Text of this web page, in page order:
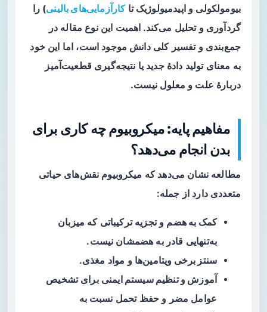
بیومولکولی و اپیدمیولوژیک تاکارآزمایی‌های بالینی) را
گردآوری و تحلیل می‌کند. اهمیت این نوع مقاله در
جمع‌بندی و تفسیر کلی دانش موجود است، اما این خود
به معنای تولید دادهٔ جدید یا نتیجه‌گیری قطعیت‌آمیز
دربارهٔ علت و معلول نیست.
مفاهیم پایه: میکروبیوم چه کاری برای
بدن انجام می‌دهد؟
مطالعه نشان می‌دهد که میکروبیوم نقش‌های حیاتی
متعددی دارد از جمله:
کمک به هضم و تجزیه ترکیباتی که میزبان
به‌تنهایی قادر به هضمشان نیست.
سنتز برخی ویتامین‌ها و مواد مغذی.
آموزش و تنظیم سیستم ایمنی برای تشخیص
عوامل مضر و حفظ تحمل نسبت به